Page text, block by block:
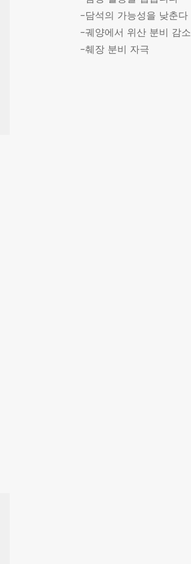
-담석의 가능성을 낮춘다
-궤양에서 위산 분비 감소
-췌장 분비 자극